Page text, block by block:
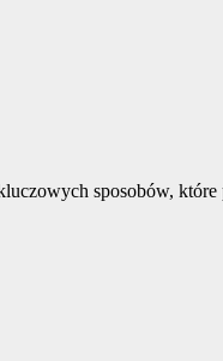
sposobów,